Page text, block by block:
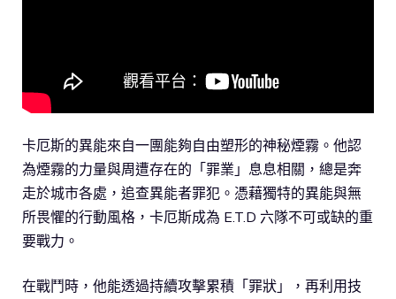
卡厄斯的異能來自一團能夠自由塑形的神秘煙霧。他認
為煙霧的力量與周遭存在的「罪業」息息相關，總是奔
走於城市各處，追查異能者罪犯。憑藉獨特的異能與無
所畏懼的行動風格，卡厄斯成為 E.T.D 六隊不可或缺的重
要戰力。
在戰鬥時，他能透過持續攻擊累積「罪狀」，再利用技